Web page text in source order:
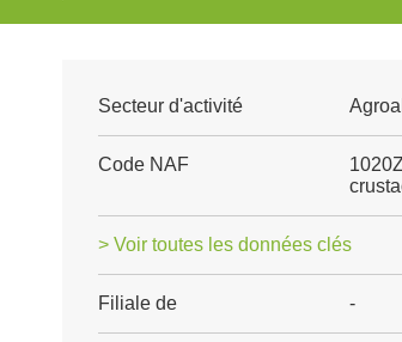
Secteur d'activité
Code NAF
> Voir toutes les données clés
Filiale de -